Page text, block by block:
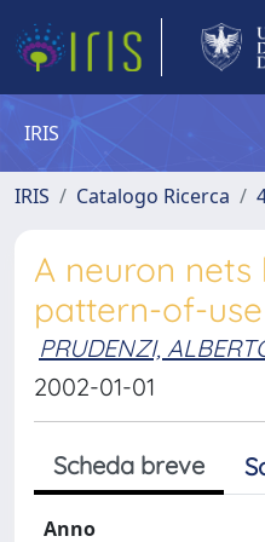
IRIS
IRIS Catalogo Ricerca
A neuron
pattern-of-
PRUDENZI,
2002-01-01
Scheda breve
Anno